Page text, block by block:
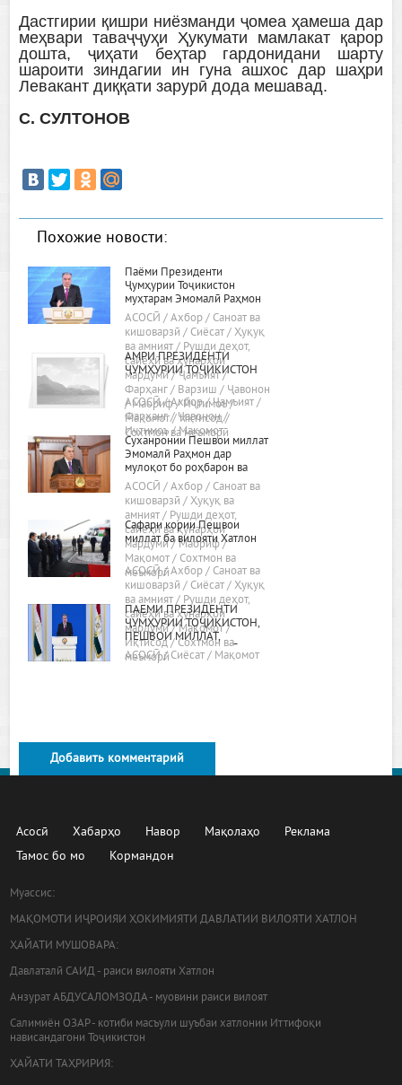
Дастгирии қишри ниёзманди ҷомеа ҳамеша дар
меҳвари таваҷҷуҳи Ҳукумати мамлакат қарор
дошта, ҷиҳати беҳтар гардонидани шарту
шароити зиндагии ин гуна ашхос дар шаҳри
Левакант диққати зарурӣ дода мешавад.
С. СУЛТОНОВ
Похожие новости:
Паёми Президенти
Ҷумҳурии Тоҷикистон
муҳтарам Эмомалӣ Раҳмон
«Дар бораи самтҳои асосии
сиёсати дохилӣ ва хориҷии
ҷумҳурӣ»
АСОСӢ / Ахбор / Саноат ва
кишоварзӣ / Сиёсат / Ҳуқуқ
ва амният / Рушди деҳот,
сайёҳӣ ва ҳунарҳои
мардумӣ / Ҷамъият /
Фарҳанг / Варзиш / Ҷавонон
/ Маориф / Иҷтимоъ /
Мақомот / Иқтисод /
Сохтмон ва меъморӣ
АМРИ ПРЕЗИДЕНТИ
ҶУМҲУРИИ ТОҶИКИСТОН
АСОСӢ / Ахбор / Ҷамъият /
Фарҳанг / Ҷавонон /
Иҷтимоъ / Мақомот
Суханронии Пешвои миллат
Эмомалӣ Раҳмон дар
мулоқот бо роҳбарон ва
фаъолони вилояти Хатлон
24.02.2022, шаҳри Бохтар
АСОСӢ / Ахбор / Саноат ва
кишоварзӣ / Ҳуқуқ ва
амният / Рушди деҳот,
сайёҳӣ ва ҳунарҳои
мардумӣ / Маориф /
Мақомот / Сохтмон ва
меъморӣ
Сафари кории Пешвои
миллат ба вилояти Хатлон
АСОСӢ / Ахбор / Саноат ва
кишоварзӣ / Сиёсат / Ҳуқуқ
ва амният / Рушди деҳот,
сайёҳӣ ва ҳунарҳои
мардумӣ / Мақомот /
Иқтисод / Сохтмон ва
меъморӣ
ПАЁМИ ПРЕЗИДЕНТИ
ҶУМҲУРИИ ТОҶИКИСТОН,
ПЕШВОИ МИЛЛАТ,
МУҲТАРАМ ЭМОМАЛӢ
РАҲМОН БА МАҶЛИСИ ОЛӢ
АСОСӢ / Сиёсат / Мақомот
Добавить комментарий
Асосӣ Хабарҳо Навор Мақолаҳо
Реклама
Тамос бо мо
Кормандон
Муассис:
МАҚОМОТИ ИҶРОИЯИ ҲОКИМИЯТИ ДАВЛАТИИ ВИЛОЯТИ ХАТЛОН
ҲАЙАТИ МУШОВАРА:
Давлаталӣ САИД - раиси вилояти Хатлон
Анзурат АБДУСАЛОМЗОДА - муовини раиси вилоят
Салимиён ОЗАР - котиби масъули шуъбаи хатлонии Иттифоқи
нависандагони Тоҷикистон
ҲАЙАТИ ТАҲРИРИЯ: